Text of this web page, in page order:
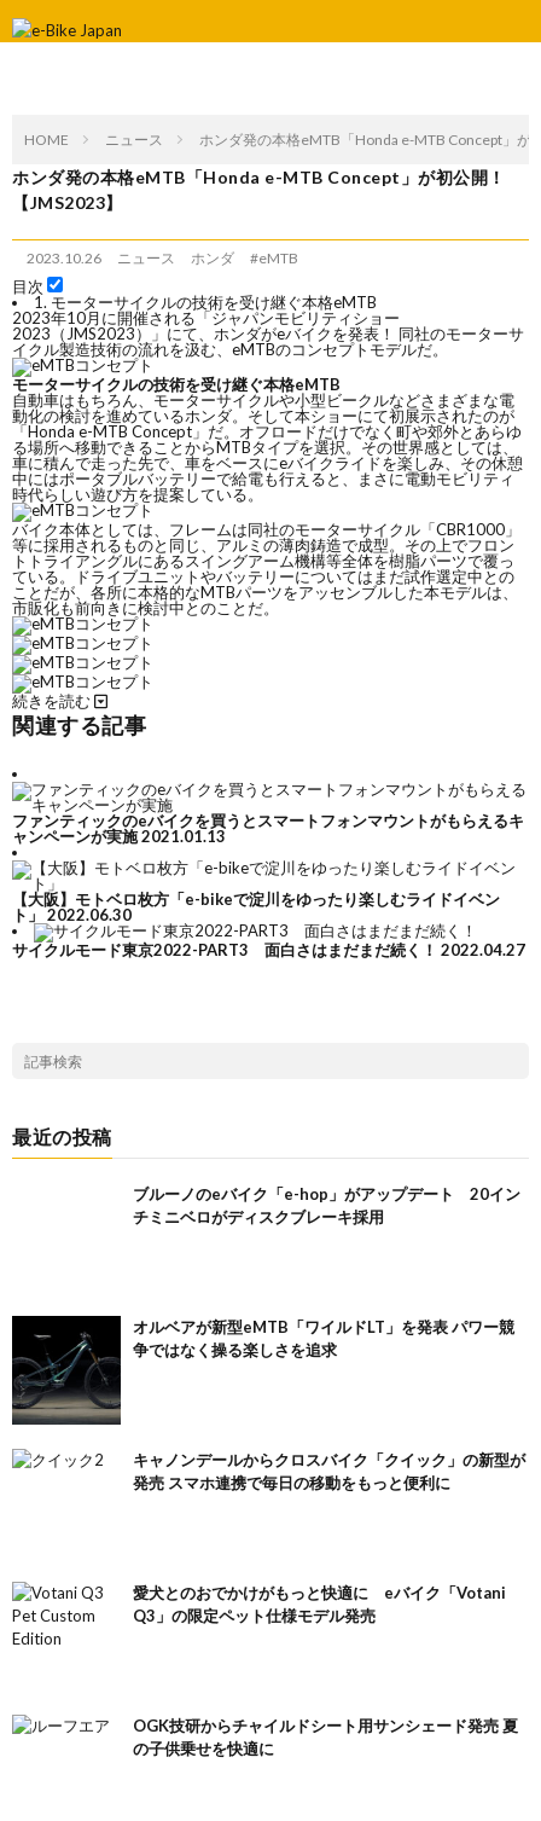
HOME ニュース ホンダ発の本格eMTB「Honda e-MTB Concept」が
ホンダ発の本格eMTB「Honda e-MTB Concept」が初公開！
【JMS2023】
2023.10.26 ニュース ホンダ #eMTB
目次
1. モーターサイクルの技術を受け継ぐ本格eMTB
2023年10月に開催される「ジャパンモビリティショー
2023（JMS2023）」にて、ホンダがeバイクを発表！ 同社のモーターサ
イクル製造技術の流れを汲む、eMTBのコンセプトモデルだ。
モーターサイクルの技術を受け継ぐ本格eMTB
自動車はもちろん、モーターサイクルや小型ビークルなどさまざまな電
動化の検討を進めているホンダ。そして本ショーにて初展示されたのが
「Honda e-MTB Concept」だ。オフロードだけでなく町や郊外とあらゆ
る場所へ移動できることからMTBタイプを選択。その世界感としては、
車に積んで走った先で、車をベースにeバイクライドを楽しみ、その休憩
中にはポータブルバッテリーで給電も行えると、まさに電動モビリティ
時代らしい遊び方を提案している。
バイク本体としては、フレームは同社のモーターサイクル「CBR1000」
等に採用されるものと同じ、アルミの薄肉鋳造で成型。その上でフロン
トトライアングルにあるスイングアーム機構等全体を樹脂パーツで覆っ
ている。ドライブユニットやバッテリーについてはまだ試作選定中との
ことだが、各所に本格的なMTBパーツをアッセンブルした本モデルは、
市販化も前向きに検討中とのことだ。
続きを読む
関連する記事
ファンティックのeバイクを買うとスマートフォンマウントがもらえるキ
ャンペーンが実施2021.01.13
【大阪】モトベロ枚方「e-bikeで淀川をゆったり楽しむライドイベン
ト」
2022.06.30
サイクルモード東京2022-PART3 面白さはまだまだ続く！ 2022.04.27
最近の投稿
ブルーノのeバイク「e-hop」がアップデート 20イン
チミニベロがディスクブレーキ採用
オルベアが新型eMTB「ワイルドLT」を発表 パワー競
争ではなく操る楽しさを追求
キャノンデールからクロスバイク「クイック」の新型が
発売 スマホ連携で毎日の移動をもっと便利に
愛犬とのおでかけがもっと快適に eバイク「Votani
Q3」の限定ペット仕様モデル発売
OGK技研からチャイルドシート用サンシェード発売 夏
の子供乗せを快適に